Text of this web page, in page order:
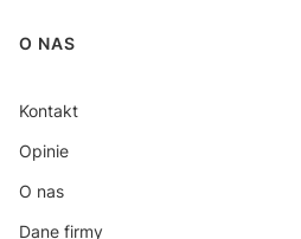
O NAS
Kontakt
Opinie
O nas
Dane firmy